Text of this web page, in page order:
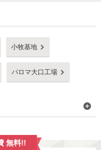
小牧基地
パロマ大口工場
無料!!